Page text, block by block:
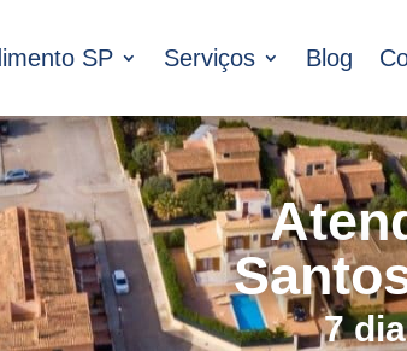
SP Serviços Blog
7